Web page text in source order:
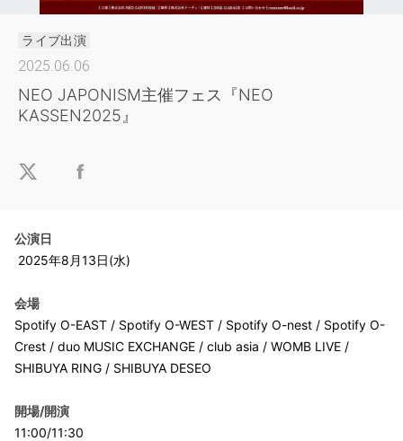
ライブ出演
2025.06.06
NEO JAPONISM主催フェス『NEO
KASSEN2025』
公演日
2025年8月13日(水)
会場
Spotify O-EAST / Spotify O-WEST / Spotify O-nest / Spotify O-
Crest / duo MUSIC EXCHANGE / club asia / WOMB LIVE /
SHIBUYA RING / SHIBUYA DESEO
開場/開演
11:00/11:30